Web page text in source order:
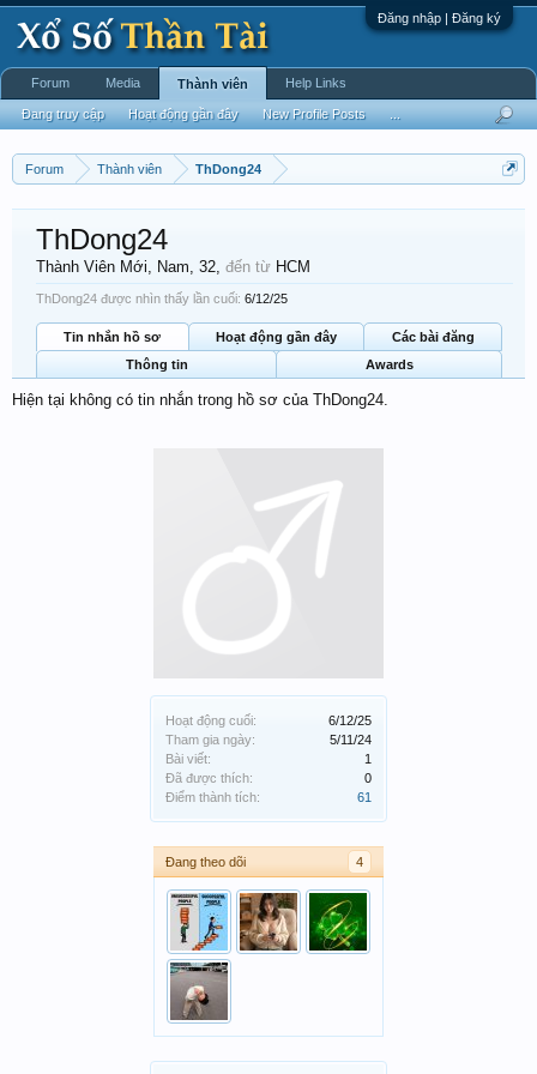
Đăng nhập | Đăng ký
Forum Thành viên ThDong24
Hoạt động cuối:
6/12/25
Tham gia ngày:
5/11/24
Bài viết:
1
Đã được thích:
0
Điểm thành tích:
61
Đang theo dõi 4
ThDong24
Thành Viên Mới, Nam, 32, đến từ HCM
ThDong24 được nhìn thấy lần cuối: 6/12/25
Tin nhắn hồ sơ Hoạt động gần đây
Các bài đăng
Thông tin
Awards
Hiện tại không có tin nhắn trong hồ sơ của ThDong24.
Forum Media Thành viên
Đang truy cập Hoạt động gần đây New Profile Posts
Help Links